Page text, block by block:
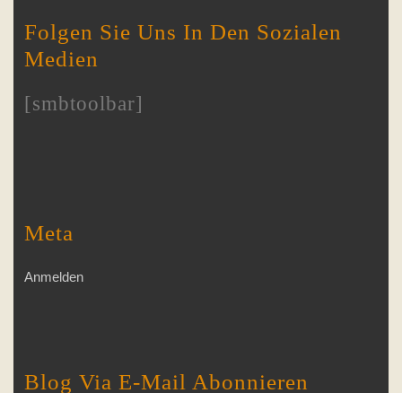
Folgen Sie Uns In Den Sozialen
Medien
[smbtoolbar]
Meta
Anmelden
Blog Via E-Mail Abonnieren